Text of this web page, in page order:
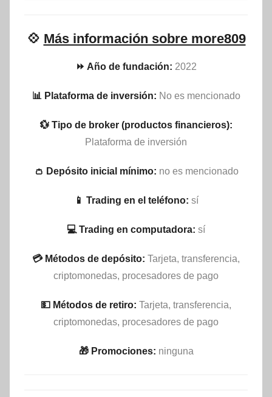
💠 Más información sobre more809
⏩ Año de fundación: 2022
📊 Plataforma de inversión: No es mencionado
💱 Tipo de broker (productos financieros):
Plataforma de inversión
👛 Depósito inicial mínimo: no es mencionado
📱 Trading en el teléfono: sí
💻 Trading en computadora: sí
💳 Métodos de depósito: Tarjeta, transferencia,
criptomonedas, procesadores de pago
💵​ Métodos de retiro: Tarjeta, transferencia,
criptomonedas, procesadores de pago
🎁 Promociones: ninguna